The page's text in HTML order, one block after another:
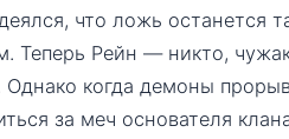
что ложь останется
Теперь Рейн — никто,
Однако когда демоны
за меч основателя